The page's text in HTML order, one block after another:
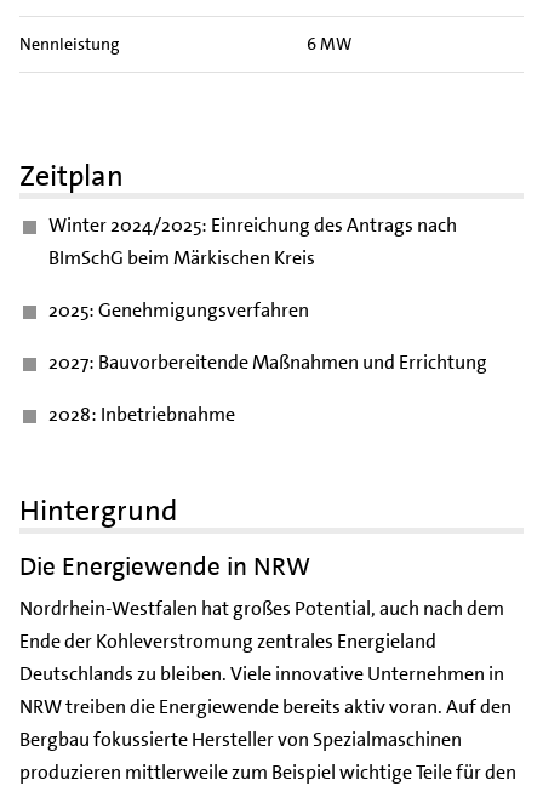
Nennleistung 6 MW
Zeitplan
Winter 2024/2025: Einreichung des Antrags nach
BImSchG beim Märkischen Kreis
2025: Genehmigungsverfahren
2027: Bauvorbereitende Maßnahmen und Errichtung
2028: Inbetriebnahme
Hintergrund
Die Energiewende in NRW
Nordrhein-Westfalen hat großes Potential, auch nach dem
Ende der Kohleverstromung zentrales Energieland
Deutschlands zu bleiben. Viele innovative Unternehmen in
NRW treiben die Energiewende bereits aktiv voran. Auf den
Bergbau fokussierte Hersteller von Spezialmaschinen
produzieren mittlerweile zum Beispiel wichtige Teile für den